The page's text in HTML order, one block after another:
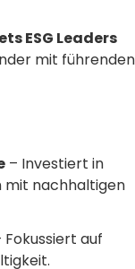
ESG Leaders
mit führenden
– Investiert in
mit nachhaltigen
Fokussiert auf